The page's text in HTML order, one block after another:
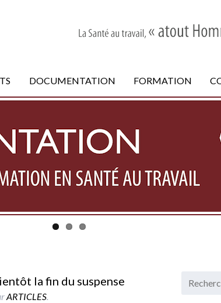
DOCUMENTATION FORMATION
la fin du suspense
ARTICLES.